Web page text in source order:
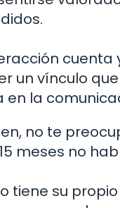
cuenta
un vínculo
en la
no te
meses no
tiene su